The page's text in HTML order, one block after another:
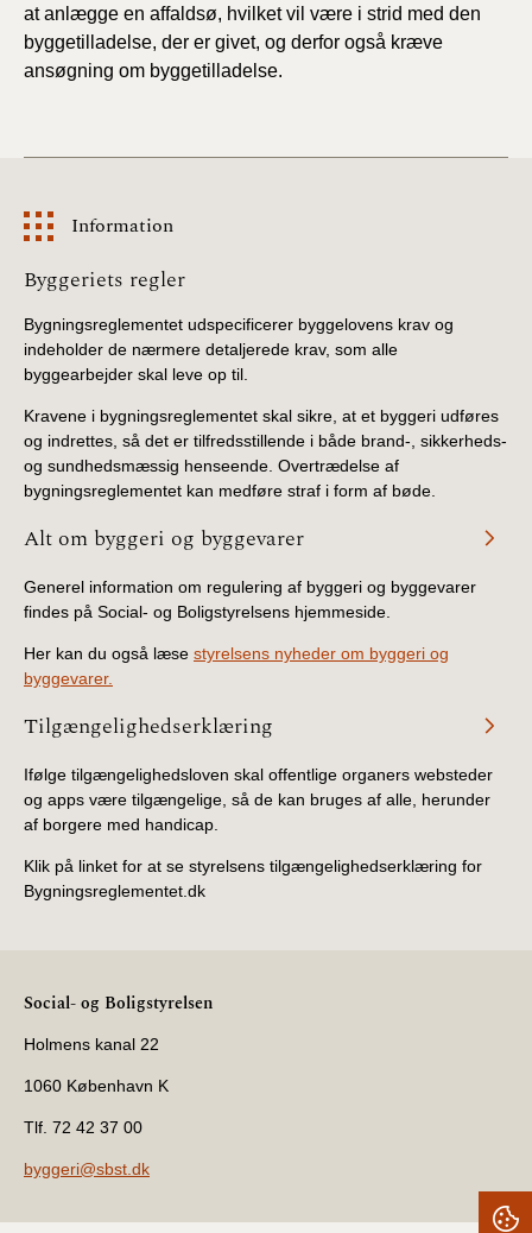
at anlægge en affaldsø, hvilket vil være i strid med den
byggetilladelse, der er givet, og derfor også kræve
ansøgning om byggetilladelse.
Information
Information
Byggeriets regler
Bygningsreglementet udspecificerer byggelovens krav og
indeholder de nærmere detaljerede krav, som alle
byggearbejder skal leve op til.
Kravene i bygningsreglementet skal sikre, at et byggeri udføres
og indrettes, så det er tilfredsstillende i både brand-, sikkerheds-
og sundhedsmæssig henseende. Overtrædelse af
bygningsreglementet kan medføre straf i form af bøde.
Alt om byggeri og byggevarer
Generel information om regulering af byggeri og byggevarer
findes på Social- og Boligstyrelsens hjemmeside.
Her kan du også læse styrelsens nyheder om byggeri og
byggevarer.
Tilgængelighedserklæring
Ifølge tilgængelighedsloven skal offentlige organers websteder
og apps være tilgængelige, så de kan bruges af alle, herunder
af borgere med handicap.
Klik på linket for at se styrelsens tilgængelighedserklæring for
Bygningsreglementet.dk
Social- og Boligstyrelsen
Holmens kanal 22
1060 København K
Tlf. 72 42 37 00
byggeri@sbst.dk